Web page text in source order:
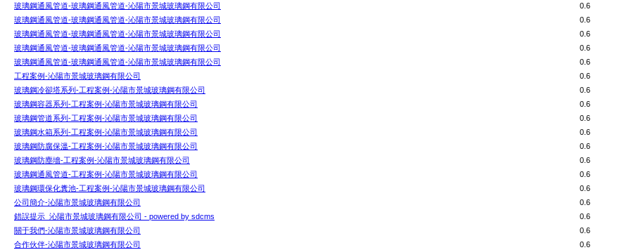
玻璃鋼通風管道-玻璃鋼通風管道-沁陽市景城玻璃鋼有限公司
0.6
玻璃鋼通風管道-玻璃鋼通風管道-沁陽市景城玻璃鋼有限公司
0.6
玻璃鋼通風管道-玻璃鋼通風管道-沁陽市景城玻璃鋼有限公司
0.6
玻璃鋼通風管道-玻璃鋼通風管道-沁陽市景城玻璃鋼有限公司
0.6
玻璃鋼通風管道-玻璃鋼通風管道-沁陽市景城玻璃鋼有限公司
0.6
工程案例-沁陽市景城玻璃鋼有限公司
0.6
玻璃鋼冷卻塔系列-工程案例-沁陽市景城玻璃鋼有限公司
0.6
玻璃鋼容器系列-工程案例-沁陽市景城玻璃鋼有限公司
0.6
玻璃鋼管道系列-工程案例-沁陽市景城玻璃鋼有限公司
0.6
玻璃鋼水箱系列-工程案例-沁陽市景城玻璃鋼有限公司
0.6
玻璃鋼防腐保溫-工程案例-沁陽市景城玻璃鋼有限公司
0.6
玻璃鋼防塵墻-工程案例-沁陽市景城玻璃鋼有限公司
0.6
玻璃鋼通風管道-工程案例-沁陽市景城玻璃鋼有限公司
0.6
玻璃鋼環保化糞池-工程案例-沁陽市景城玻璃鋼有限公司
0.6
公司簡介-沁陽市景城玻璃鋼有限公司
0.6
錯誤提示_沁陽市景城玻璃鋼有限公司 - powered by sdcms
0.6
關于我們-沁陽市景城玻璃鋼有限公司
0.6
合作伙伴-沁陽市景城玻璃鋼有限公司
0.6